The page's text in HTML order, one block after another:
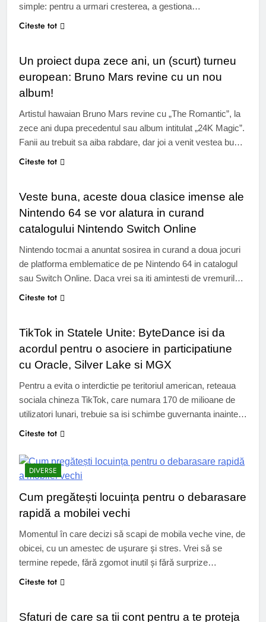
simple: pentru a urmari cresterea, a gestiona
angajamentul, a identifica conturile inactive sau a intelege
sa vizualizezi followerii,…
Citeste tot
Un proiect dupa zece ani, un (scurt) turneu
european: Bruno Mars revine cu un nou
album!
Artistul hawaian Bruno Mars revine cu „The Romantic”, la
zece ani dupa precedentul sau album intitulat „24K Magic”.
Fanii au trebuit sa aiba rabdare, dar joi a venit vestea buna.
Bruno Mars revine cu un nou album, la zece ani de la
Citeste tot
Veste buna, aceste doua clasice imense ale
Nintendo 64 se vor alatura in curand
catalogului Nintendo Switch Online
Nintendo tocmai a anuntat sosirea in curand a doua jocuri
de platforma emblematice de pe Nintendo 64 in catalogul
sau Switch Online. Daca vrei sa iti amintesti de vremurile
bune sau daca ai vrut intotdeauna sa descoperii clasicii
Citeste tot
TikTok in Statele Unite: ByteDance isi da
acordul pentru o asociere in participatiune
cu Oracle, Silver Lake si MGX
Pentru a evita o interdictie pe teritoriul american, reteaua
sociala chineza TikTok, care numara 170 de milioane de
utilizatori lunari, trebuie sa isi schimbe guvernanta inainte
de 20 ianuarie 2026. Trecerea sub pavilion american, sau
dezvaluita in presa, confirmand zvonurile care circulau de
cateva luni. Activitatile americane…
Citeste tot
DIVERSE
Cum pregătești locuința pentru o debarasare
rapidă a mobilei vechi
Momentul în care decizi să scapi de mobila veche vine, de
obicei, cu un amestec de ușurare și stres. Vrei să se
termine repede, fără zgomot inutil și fără surprize
neplăcute. O pregătire corectă a locuinței face diferența
Citeste tot
Sfaturi de care sa tii cont pentru a te proteja